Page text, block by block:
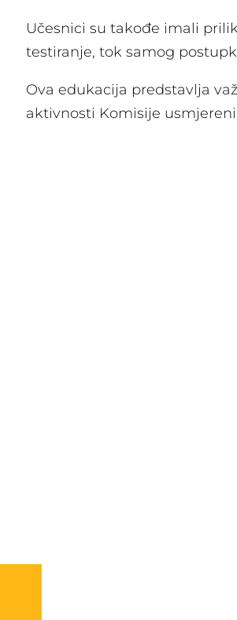
Učesnici su takođe imali
testiranje, tok samog
Ova edukacija predstavlja
aktivnosti Komisije